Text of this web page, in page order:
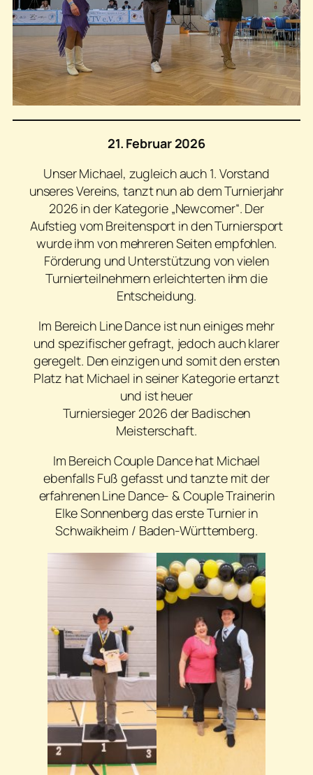
21. Februar 2026
Unser Michael, zugleich auch 1. Vorstand
unseres Vereins, tanzt nun ab dem Turnierjahr
2026 in der Kategorie „Newcomer“. Der
Aufstieg vom Breitensport in den Turniersport
wurde ihm von mehreren Seiten empfohlen.
Förderung und Unterstützung von vielen
Turnierteilnehmern erleichterten ihm die
Entscheidung.
Im Bereich Line Dance ist nun einiges mehr
und spezifischer gefragt, jedoch auch klarer
geregelt. Den einzigen und somit den ersten
Platz hat Michael in seiner Kategorie ertanzt
und ist heuer
Turniersieger 2026 der Badischen
Meisterschaft.
Im Bereich Couple Dance hat Michael
ebenfalls Fuß gefasst und tanzte mit der
erfahrenen Line Dance- & Couple Trainerin
Elke Sonnenberg das erste Turnier in
Schwaikheim / Baden-Württemberg.